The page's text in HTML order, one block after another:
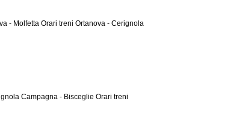
- Molfetta Orari treni Ortanova - Cerignola
Campagna - Bisceglie Orari treni